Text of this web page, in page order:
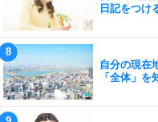
日記をつけ
自分の現在
「全体」を